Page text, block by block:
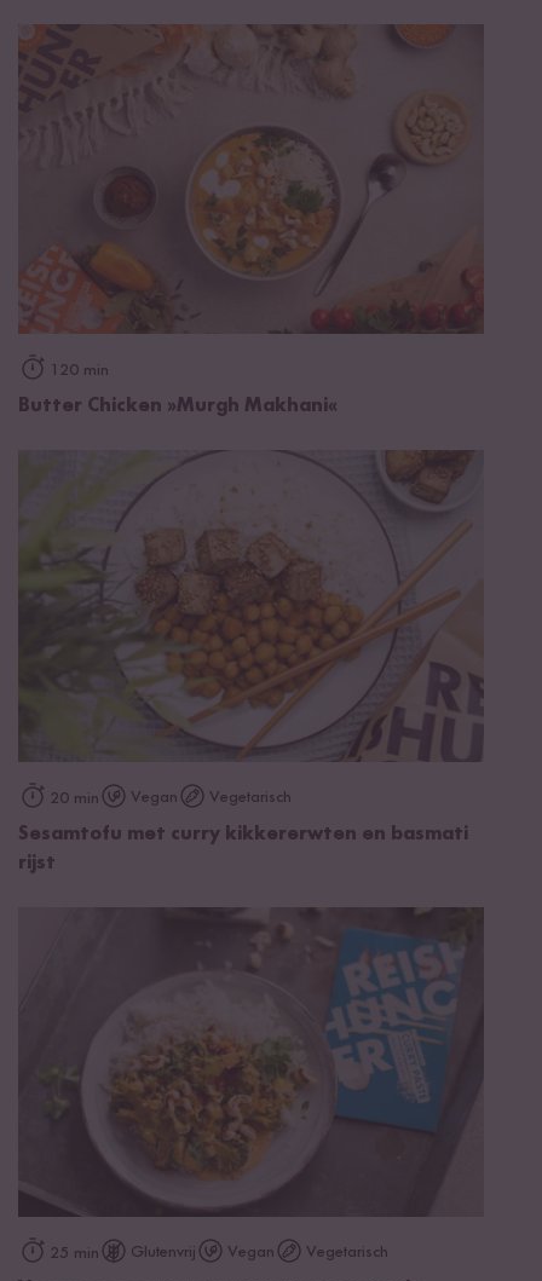
120 min
Butter Chicken »Murgh Makhani«
20 min Vegan Vegetarisch
Sesamtofu met curry kikkererwten en basmati
rijst
25 min Glutenvrij Vegan Vegetarisch